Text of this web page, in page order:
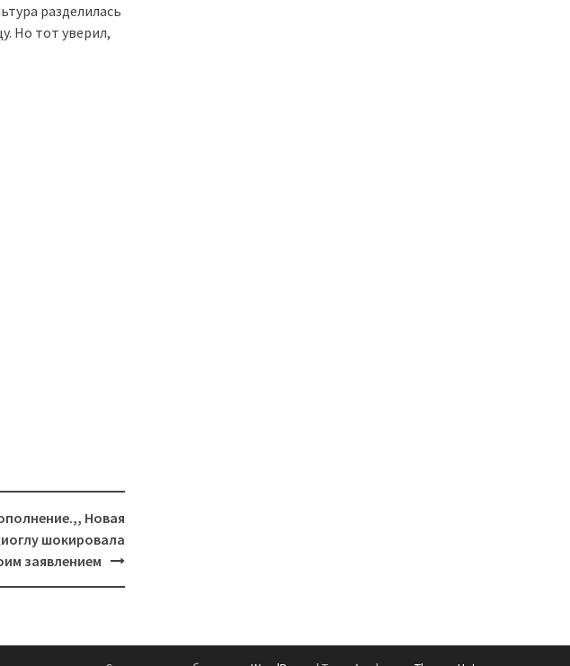
разделилась
Но тот уверил,
Новая
шокировала
заявлением